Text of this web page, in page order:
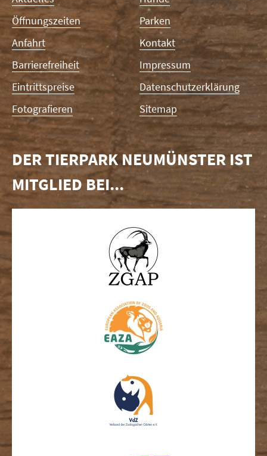
überspringen
Öffnungszeiten
Anfahrt
Barrierefreiheit
Eintrittspreise
Fotografieren
Parken
Kontakt
Impressum
Datenschutzerklärung
Sitemap
DER TIERPARK NEUMÜNSTER IST
MITGLIED BEI...